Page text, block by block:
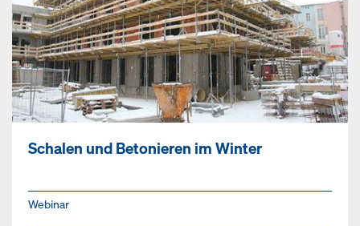
Schalen und Betonieren im Winter
Webinar